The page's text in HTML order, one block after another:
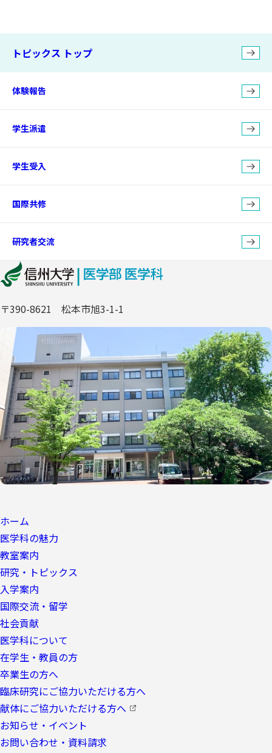
トピックス トップ
体験報告
学生派遣
学生受入
国際共修
研究者交流
〒390-8621 松本市旭3-1-1
ホーム
医学科の魅力
教室案内
研究・トピックス
入学案内
国際交流・留学
社会貢献
医学科について
在学生・教員の方
卒業生の方へ
臨床研究にご協力いただける方へ
献体にご協力いただける方へ
お知らせ・イベント
お問い合わせ・資料請求